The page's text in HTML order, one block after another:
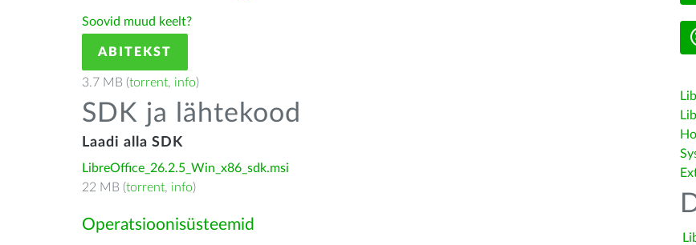
Soovid muud keelt?
ABITEKST
3.7 MB (torrent, info)
SDK ja lähtekood
Laadi alla SDK
LibreOffice_26.2.5_Win_x86_sdk.msi
22 MB (torrent, info)
Operatsioonisüsteemid